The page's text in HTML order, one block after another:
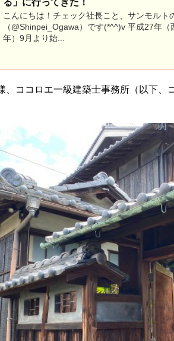
る」に行ってきた！
こんにちは！チェック社長こと、サンモルト
（@Shinpei_Ogawa）です(*^^)v 平成27年（
年）9月より始...
、ココロエ一級建築士事務所（以下、